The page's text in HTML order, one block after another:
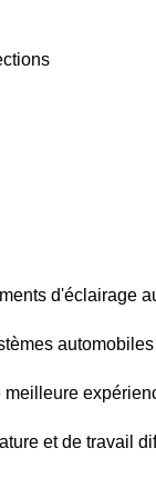
d'éclairage
et de travail